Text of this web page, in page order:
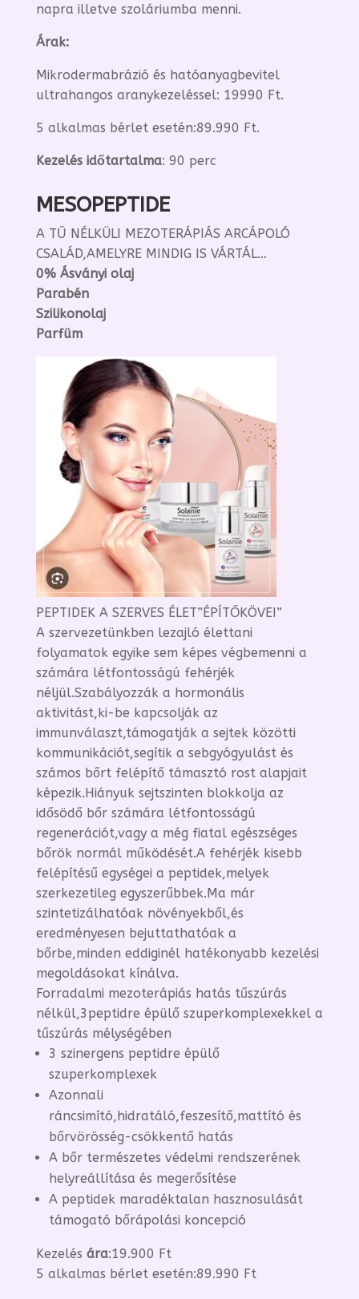
napra illetve szoláriumba menni.
Árak:
Mikrodermabrázió és hatóanyagbevitel
ultrahangos aranykezeléssel: 19990 Ft.
5 alkalmas bérlet esetén:89.990 Ft.
Kezelés időtartalma: 90 perc
MESOPEPTIDE
A TŰ NÉLKÜLI MEZOTERÁPIÁS ARCÁPOLÓ
CSALÁD,AMELYRE MINDIG IS VÁRTÁL…
0% Ásványi olaj
Parabén
Szilikonolaj
Parfüm
PEPTIDEK A SZERVES ÉLET”ÉPÍTŐKÖVEI”
A szervezetünkben lezajló élettani
folyamatok egyike sem képes végbemenni a
számára létfontosságú fehérjék
néljül.Szabályozzák a hormonális
aktivitást,ki-be kapcsolják az
immunválaszt,támogatják a sejtek közötti
kommunikációt,segítik a sebgyógyulást és
számos bőrt felépítő támasztó rost alapjait
képezik.Hiányuk sejtszinten blokkolja az
idősödő bőr számára létfontosságú
regenerációt,vagy a még fiatal egészséges
bőrök normál működését.A fehérjék kisebb
felépítésű egységei a peptidek,melyek
szerkezetileg egyszerűbbek.Ma már
szintetizálhatóak növényekből,és
eredményesen bejuttathatóak a
bőrbe,minden eddiginél hatékonyabb kezelési
megoldásokat kínálva.
Forradalmi mezoterápiás hatás tűszúrás
nélkül,3peptidre épülő szuperkomplexekkel a
tűszúrás mélységében
3 szinergens peptidre épülő
szuperkomplexek
Azonnali
ráncsimító,hidratáló,feszesítő,mattító és
bőrvörösség-csökkentő hatás
A bőr természetes védelmi rendszerének
helyreállítása és megerősítése
​A peptidek maradéktalan hasznosulását
támogató bőrápolási koncepció
Kezelés ára:19.900 Ft
5 alkalmas bérlet esetén:89.990 Ft